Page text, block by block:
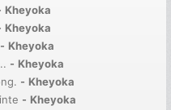
Kheyoka
Kheyoka
- Kheyoka
- Kheyoka
- Kheyoka
- Kheyoka